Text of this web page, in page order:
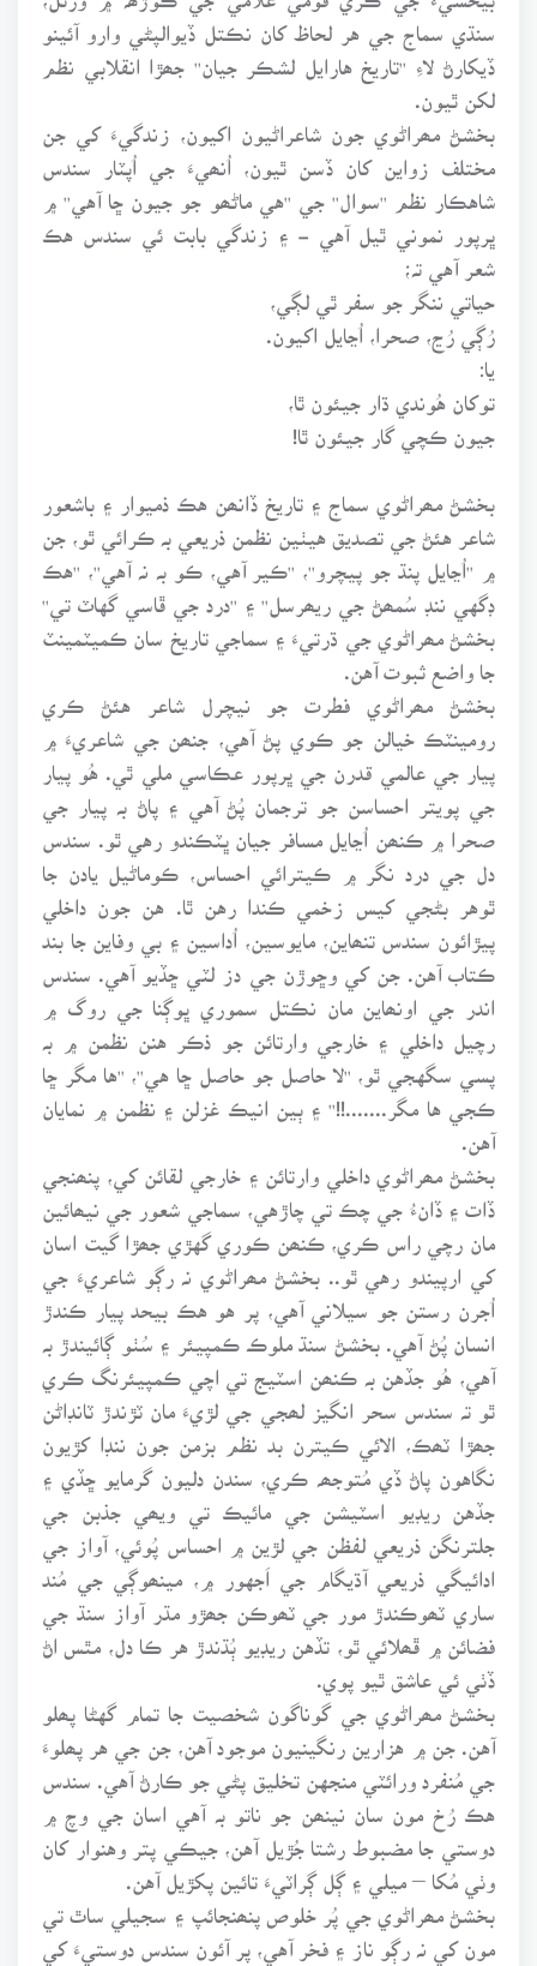
سنڌي سماج جي هر لحاظ کان نڪتل ڏيوالپڻي وارو آئينو
ڏيکارڻ لاءِ ''تاريخ هارايل لشڪر جيان'' جھڙا انقلابي نظم
لکن ٿيون.
بخشڻ مھراڻوي جون شاعراڻيون اکيون، زندگيءَ کي جن
مختلف زواين کان ڏسن ٿيون، اُنھيءَ جي اُپٽار سندس
شاهڪار نظم ''سوال'' جي ''هي ماڻھو جو جيون ڇا آهي'' ۾
ڀرپور نموني ٿيل آهي - ۽ زندگي بابت ئي سندس هڪ
شعر آهي تہ؛
حياتي ننگر جو سفر ٿي لڳي،
رُڳي رُڃ، صحرا، اُڃايل اکيون.
يا:
توکان هُوندي ڌار جيئون ٿا،
جيون ڪچي گار جيئون ٿا!
بخشڻ مھراڻوي سماج ۽ تاريخ ڏانھن هڪ ذميوار ۽ باشعور
شاعر هئڻ جي تصديق هيٺين نظمن ذريعي بہ ڪرائي ٿو، جن
۾ ''اُڃايل پنڌ جو پيچرو''، ''ڪير آهي، ڪو بہ نہ آهي''، ''هڪ
ڊگهي ننڊ سُمھڻ جي ريھرسل'' ۽ ''درد جي ڦاسي گهاٽ تي''
بخشڻ مھراڻوي جي ڌرتيءَ ۽ سماجي تاريخ سان ڪميٽمينٽ
جا واضع ثبوت آهن.
بخشڻ مھراڻوي فطرت جو نيچرل شاعر هئڻ ڪري
رومينٽڪ خيالن جو ڪوي پڻ آهي، جنھن جي شاعريءَ ۾
پيار جي عالمي قدرن جي ڀرپور عڪاسي ملي ٿي. هُو پيار
جي پويتر احساسن جو ترجمان پُڻ آهي ۽ پاڻ بہ پيار جي
صحرا ۾ ڪنھن اُڃايل مسافر جيان ڀٽڪندو رهي ٿو. سندس
دل جي درد نگر ۾ ڪيترائي احساس، ڪوماڻيل يادن جا
ٿوهر بڻجي کيس زخمي ڪندا رهن ٿا. هن جون داخلي
پيڙائون سندس تنھاين، مايوسين، اُداسين ۽ بي وفاين جا بند
ڪتاب آهن. جن کي وڇوڙن جي دز لٽي ڇڏيو آهي. سندس
اندر جي اونھاين مان نڪتل سموري ڀوڳنا جي روگ ۾
رچيل داخلي ۽ خارجي وارتائن جو ذڪر هنن نظمن ۾ بہ
پسي سگهجي ٿو، ''لا حاصل جو حاصل ڇا هي''، ''ها مگر ڇا
ڪجي ها مگر.......!!'' ۽ ٻين انيڪ غزلن ۽ نظمن ۾ نمايان
آهن.
بخشڻ مھراڻوي داخلي وارتائن ۽ خارجي لقائن کي، پنھنجي
ڏات ۽ ڏانءُ جي چڪ تي چاڙهي، سماجي شعور جي نيھائين
مان رچي راس ڪري، ڪنھن ڪوري گهڙي جھڙا گيت اسان
کي ارپيندو رهي ٿو.. بخشڻ مھراڻوي نہ رڳو شاعريءَ جي
اُجرن رستن جو سيلاني آهي، پر هو هڪ بيحد پيار ڪندڙ
انسان پُڻ آهي. بخشڻ سنڌ ملوڪ ڪمپيئر ۽ سُٺو ڳائيندڙ بہ
آهي، هُو جڏهن بہ ڪنھن اسٽيج تي اچي ڪمپيئرنگ ڪري
ٿو تہ سندس سحر انگيز لھجي جي لڙيءَ مان ٽڙندڙ ٽانڊاڻن
جھڙا ٽھڪ، الائي ڪيترن بد نظم بزمن جون ننڊا کڙيون
نگاهون پاڻ ڏي مُتوجھہ ڪري، سندن دليون گرمايو ڇڏي ۽
جڏهن ريڊيو اسٽيشن جي مائيڪ تي ويھي جذبن جي
جلترنگن ذريعي لفظن جي لڙين ۾ احساس پُوئي، آواز جي
ادائيگي ذريعي آڌيگام جي اَجهور ۾، مينھوڳي جي مُند
ساري ٽھوڪندڙ مور جي ٽھوڪن جھڙو مڌر آواز سنڌ جي
فضائن ۾ ڦھلائي ٿو، تڏهن ريڊيو ٻُڌندڙ هر ڪا دل، مٿس اڻ
ڏٺي ئي عاشق ٿيو پوي.
بخشڻ مھراڻوي جي گوناگون شخصيت جا تمام گهڻا پھلو
آهن. جن ۾ هزارين رنگينيون موجود آهن، جن جي هر پھلوءَ
جي مُنفرد ورائٽي منجهن تخليق پڻي جو ڪارڻ آهي. سندس
هڪ رُخ مون سان نينھن جو ناتو بہ آهي اسان جي وچ ۾
دوستي جا مضبوط رشتا جُڙيل آهن، جيڪي پتر وهنوار کان
وٺي مُکا – ميلي ۽ ڳل ڳراٽيءَ تائين پکڙيل آهن.
بخشڻ مھراڻوي جي پُر خلوص پنھنجائپ ۽ سجيلي ساٿ تي
مون کي نہ رڳو ناز ۽ فخر آهي، پر آئون سندس دوستيءَ کي